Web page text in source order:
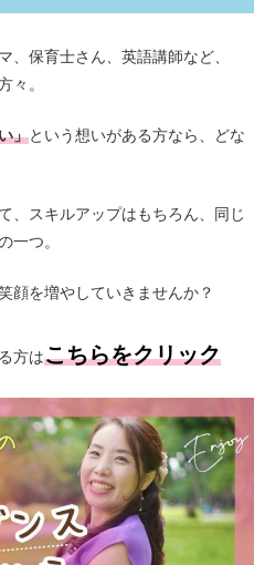
、保育士さん、英語講師など、
々。
」という想いがある方なら、どな
、スキルアップはもちろん、同じ
一つ。
顔を増やしていきませんか？
方はこちらをクリック